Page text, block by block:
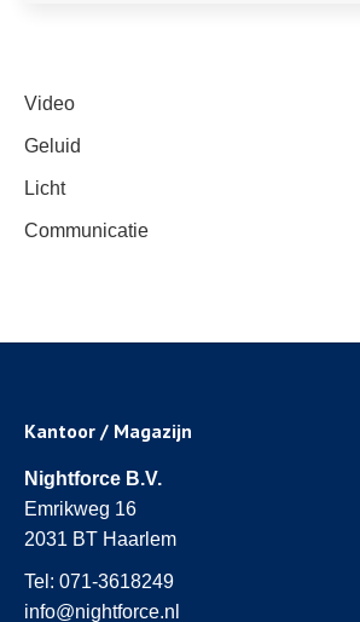
Video
Geluid
Licht
Communicatie
Kantoor / Magazijn
Nightforce B.V.
Emrikweg 16
2031 BT Haarlem
Tel: 071-3618249
info@nightforce.nl